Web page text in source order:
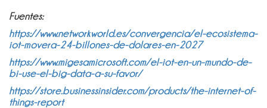
Fuentes:
https://www.networkworld.es/convergencia/el-ecosistema-
iot-movera-24-billones-de-dolares-en-2027
https://www.migesamicrosoft.com/el-iot-en-un-mundo-de-
bi-use-el-big-data-a-su-favor/
https://store.businessinsider.com/products/the-internet-of-
things-report